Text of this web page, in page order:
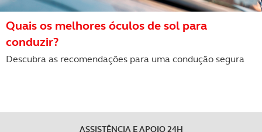
Quais os melhores óculos de sol para
conduzir?
Descubra as recomendações para uma condução segura
ASSISTÊNCIA E APOIO 24H